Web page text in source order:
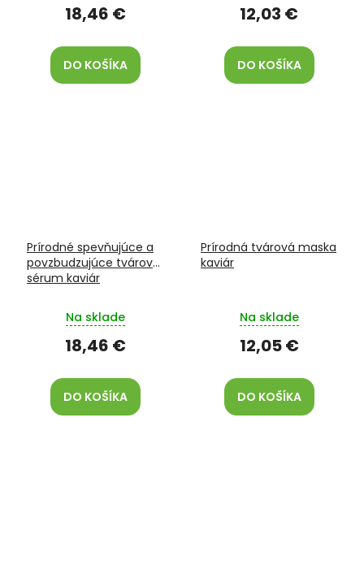
18,46 €
DO KOŠÍKA
12,03 €
DO KOŠÍKA
Prírodné spevňujúce a
povzbudzujúce tvárové
sérum kaviár
Na sklade
18,46 €
DO KOŠÍKA
Prírodná tvárová maska
kaviár
Na sklade
12,05 €
DO KOŠÍKA